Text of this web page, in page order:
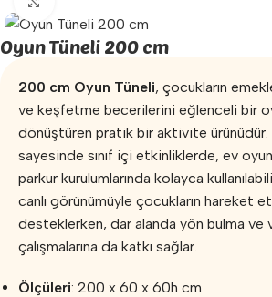
Oyun Tüneli 200 cm
200 cm Oyun Tüneli, çocukların
ve keşfetme becerilerini eğlenceli bir
dönüştüren pratik bir aktivite
sayesinde sınıf içi etkinliklerde, ev
parkur kurulumlarında kolayca
canlı görünümüyle çocukların hareket
desteklerken, dar alanda yön bulma ve
çalışmalarına da katkı sağlar.
Ölçüleri: 200 x 60 x 60h cm